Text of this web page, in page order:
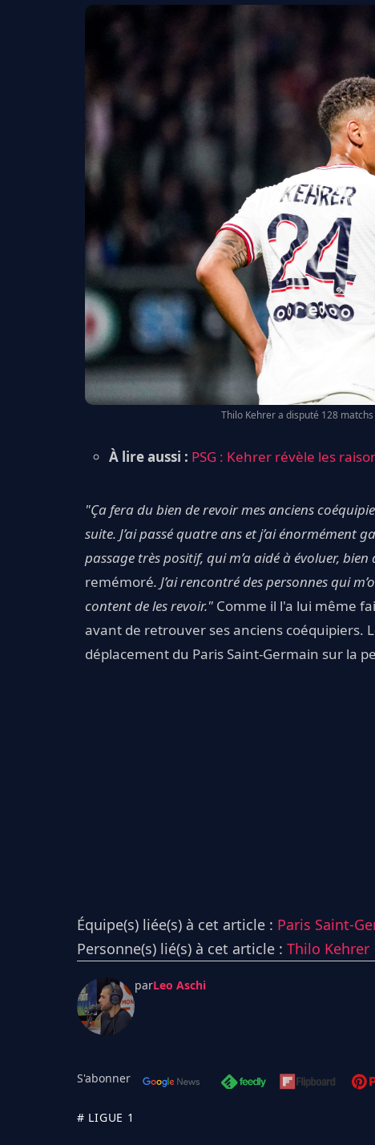
Thilo Kehrer a disputé 128
À lire aussi : PSG : Kehrer révèle les
"Ça fera du bien de revoir mes anciens
suite. J’ai passé quatre ans et j’ai énormément
passage très positif, qui m’a aidé à évoluer,
remémoré. J’ai rencontré des personnes qui
content de les revoir." Comme il l'a lui même
avant de retrouver ses anciens coéquipiers.
déplacement du Paris Saint-Germain sur la
Équipe(s) liée(s) à cet article : Paris Saint-
Personne(s) lié(s) à cet article : Thilo Kehrer
parLeo Aschi
S'abonner
# LIGUE 1